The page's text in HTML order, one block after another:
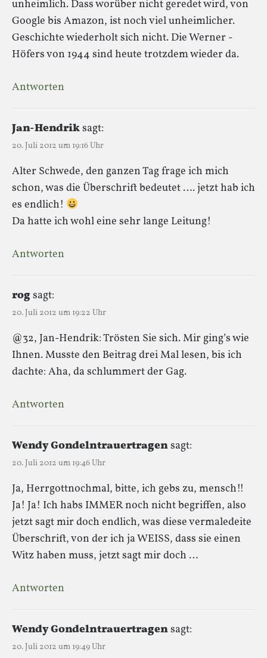
unheimlich. Dass worüber nicht geredet wird, von
Google bis Amazon, ist noch viel unheimlicher.
Geschichte wiederholt sich nicht. Die Werner -
Höfers von 1944 sind heute trotzdem wieder da.
Antworten
Jan-Hendriksagt:
20. Juli 2012 um 19:16 Uhr
Alter Schwede, den ganzen Tag frage ich mich
schon, was die Überschrift bedeutet …. jetzt hab ich
es endlich!
Da hatte ich wohl eine sehr lange Leitung!
Antworten
rogsagt:
20. Juli 2012 um 19:22 Uhr
@32, Jan-Hendrik: Trösten Sie sich. Mir ging’s wie
Ihnen. Musste den Beitrag drei Mal lesen, bis ich
dachte: Aha, da schlummert der Gag.
Antworten
Wendy Gondelntrauertragensagt:
20. Juli 2012 um 19:46 Uhr
Ja, Herrgottnochmal, bitte, ich gebs zu, mensch!!
Ja! Ja! Ich habs IMMER noch nicht begriffen, also
jetzt sagt mir doch endlich, was diese vermaledeite
Überschrift, von der ich ja WEISS, dass sie einen
Witz haben muss, jetzt sagt mir doch …
Antworten
Wendy Gondelntrauertragensagt:
20. Juli 2012 um 19:49 Uhr